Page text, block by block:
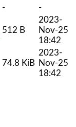
-
-
512 B
2023-
Nov-25
18:42
74.8 KiB
2023-
Nov-25
18:42